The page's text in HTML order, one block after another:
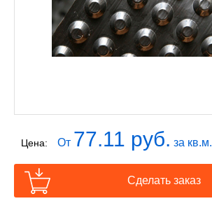
Цена: От 77.11 руб. за кв.м.
Сделать заказ